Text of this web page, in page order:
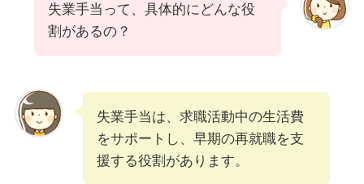
失業手当って、具体的にどんな役
割があるの？
失業手当は、求職活動中の生活費
をサポートし、早期の再就職を支
援する役割があります。